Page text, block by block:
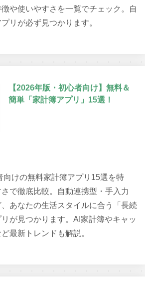
や使いやすさを一覧でチェック。自
リが必ず見つかります。
【2026年版・初心者向け】無料＆
簡単「家計簿アプリ」15選！
向けの無料家計簿アプリ15選を特
で徹底比較。自動連携型・手入力
あなたの生活スタイルに合う「長続
が見つかります。AI家計簿やキャッ
最新トレンドも解説。